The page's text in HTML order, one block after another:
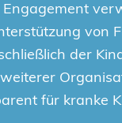
Engagement
von
der
für kranke